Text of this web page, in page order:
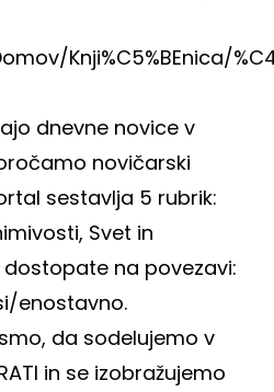
Knji%C5%BEnica/
dnevne novice v
novičarski
sestavlja 5 rubrik:
Svet in
na povezavi:
enostavno.
da sodelujemo v
in se izobražujemo